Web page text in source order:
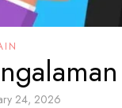
24, 2026